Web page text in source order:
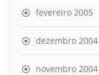
fevereiro 2005
dezembro 2004
novembro 2004